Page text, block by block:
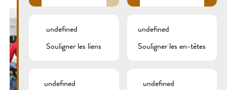
undefined
Souligner les liens
undefined
Souligner les en-têtes
undefined
undefined